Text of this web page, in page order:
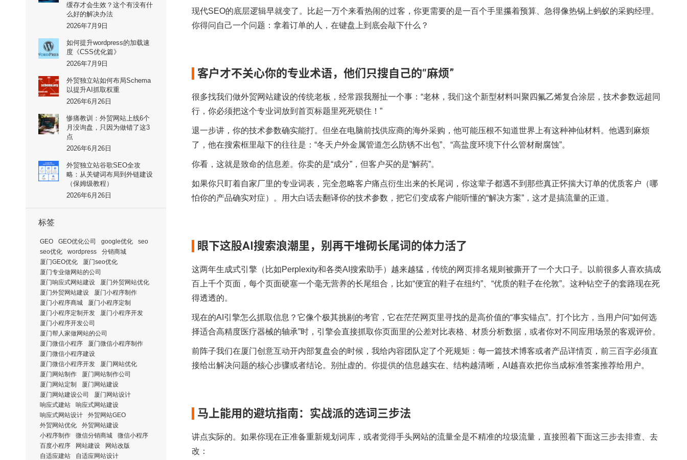
现代SEO的底层逻辑早就变了。比起一万个来看热闹的过客，你更需要的是一百个手里攥着预算、急得像热锅上蚂蚁的采购经理。
你得问自己一个问题：拿着订单的人，在键盘上到底会敲下什么？
客户才不关心你的专业术语，他们只搜自己的“麻烦”
很多找我们做外贸网站建设的传统老板，经常跟我掰扯一个事：“老林，我们这个新型材料叫聚四氟乙烯复合涂层，技术参数远超同
行，你必须把这个专业词放到首页标题里死死锁住！”
退一步讲，你的技术参数确实能打。但坐在电脑前找供应商的海外采购，他可能压根不知道世界上有这种神仙材料。他遇到麻烦
了，他在搜索框里敲下的往往是：“冬天户外金属管道怎么防锈不出包”、“高盐度环境下什么管材耐腐蚀”。
你看，这就是致命的信息差。你卖的是“成分”，但客户买的是“解药”。
如果你只盯着自家厂里的专业词表，完全忽略客户痛点衍生出来的长尾词，你这辈子都遇不到那些真正怀揣大订单的优质客户（哪
怕你的产品确实对症）。用大白话去翻译你的技术参数，把它们变成客户能听懂的“解决方案”，这才是搞流量的正道。
眼下这股AI搜索浪潮里，别再干堆砌长尾词的体力活了
这两年生成式引擎（比如Perplexity和各类AI搜索助手）越来越猛，传统的网页排名规则被撕开了一个大口子。以前很多人喜欢搞成
百上千个页面，每个页面硬塞一个毫无营养的长尾组合，比如“便宜的鞋子在纽约”、“优质的鞋子在伦敦”。这种钻空子的套路现在死
得透透的。
现在的AI引擎怎么抓取信息？它像个极其挑剔的考官，它在茫茫网页里寻找的是高价值的“事实锚点”。打个比方，当用户问“如何选
择适合高精度医疗器械的轴承”时，引擎会直接抓取你页面里的公差对比表格、材质分析数据，或者你对不同应用场景的客观评价。
前阵子我们在厦门创意互动开内部复盘会的时候，我给内容团队定了个死规矩：每一篇技术博客或者产品详情页，前三百字必须直
接给出解决问题的核心步骤或者结论。别扯虚的。你提供的信息越实在、结构越清晰，AI越喜欢把你当成标准答案推荐给用户。
马上能用的避坑指南：实战派的选词三步法
讲点实际的。如果你现在正准备重新规划词库，或者觉得手头网站的流量全是不精准的垃圾流量，直接照着下面这三步去排查、去
改：
缓存才会生效？这个有没有什
么好的解决办法
2026年7月9日
如何提升wordpress的加载速
度《CSS优化篇》
2026年7月9日
外贸独立站如何布局Schema
以提升AI抓取权重
2026年6月26日
惨痛教训：外贸网站上线6个
月没询盘，只因为做错了这3
点
2026年6月26日
外贸独立站谷歌SEO全攻
略：从关键词布局到外链建设
（保姆级教程）
2026年6月26日
标签
GEO GEO优化公司 google优化
seo
seo优化
wordpress
分销商城
厦门GEO优化
厦门seo优化
厦门专业做网站的公司
厦门响应式网站建设
厦门外贸网站优化
厦门外贸网站建设
厦门小程序制作
厦门小程序商城
厦门小程序定制
厦门小程序定制开发
厦门小程序开发
厦门小程序开发公司
厦门帮人家做网站的公司
厦门微信小程序
厦门微信小程序制作
厦门微信小程序建设
厦门微信小程序开发
厦门网站优化
厦门网站制作
厦门网站制作公司
厦门网站定制
厦门网站建设
厦门网站建设公司
厦门网站设计
响应式建站
响应式网站建设
响应式网站设计
外贸网站GEO
外贸网站优化
外贸网站建设
小程序制作
微信分销商城
微信小程序
百度小程序
网站建设
网站改版
自适应建站
自适应网站设计